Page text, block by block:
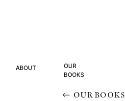
ABOUT
OUR
BOOKS
OUR BOOKS